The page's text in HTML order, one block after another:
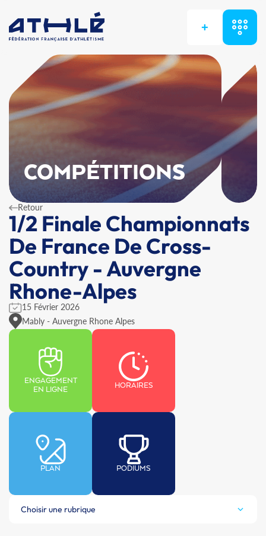
+
COMPÉTITIONS
Retour
1/2 Finale Championnats
De France De Cross-
Country - Auvergne
Rhone-Alpes
15 Février 2026
Mably - Auvergne Rhone Alpes
ENGAGEMENT
EN LIGNE
HORAIRES
PLAN PODIUMS
Choisir une rubrique